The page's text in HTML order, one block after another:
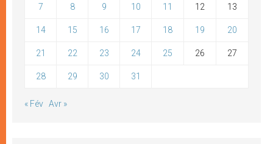
7 8 9 10 11 12 13
14 15 16 17 18 19 20
21 22 23 24 25 26 27
28 29 30 31
« Fév Avr »